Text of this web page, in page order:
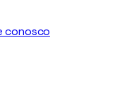
conosco